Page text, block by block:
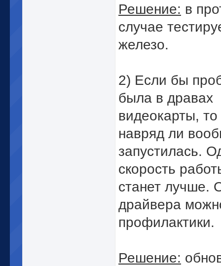
Решение: в
случае
железо.
2) Если бы
была в дравах
видеокарты,
навряд ли
запустилась.
скорость
станет лучше.
драйвера
профилактики.
Решение: